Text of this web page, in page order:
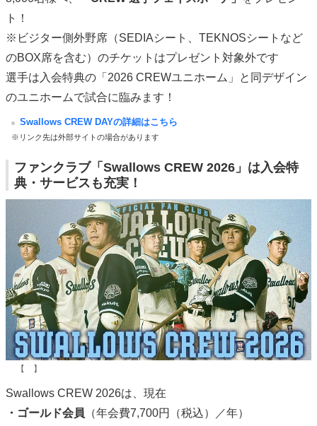
ト！
※ビジター側外野席（SEDIAシート、TEKNOSシートなど
のBOX席を含む）のチケットはプレゼント対象外です
選手は入会特典の「2026 CREWユニホーム」と同デザイン
のユニホームで試合に臨みます！
Swallows CREW DAYの詳細はこちら
※リンク先は外部サイトの場合があります
ファンクラブ「Swallows CREW 2026」は入会特
典・サービスも充実！
【 】
Swallows CREW 2026は、現在
・ゴールド会員 （年会費7,700円（税込）／年）